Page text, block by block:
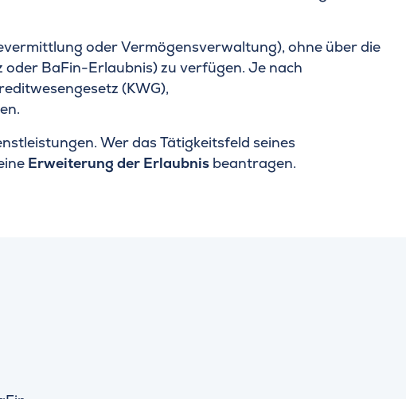
oder Vermögensverwaltung), ohne über die
BaFin-Erlaubnis) zu verfügen. Je nach
(KWG),
Wer das Tätigkeitsfeld seines
Erweiterung der Erlaubnis beantragen.